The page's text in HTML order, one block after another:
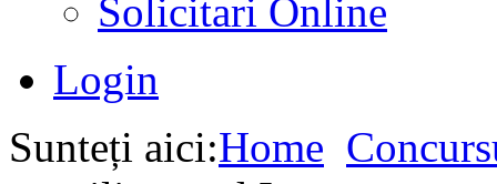
Solicitari Online
Login
Sunteți aici:Home